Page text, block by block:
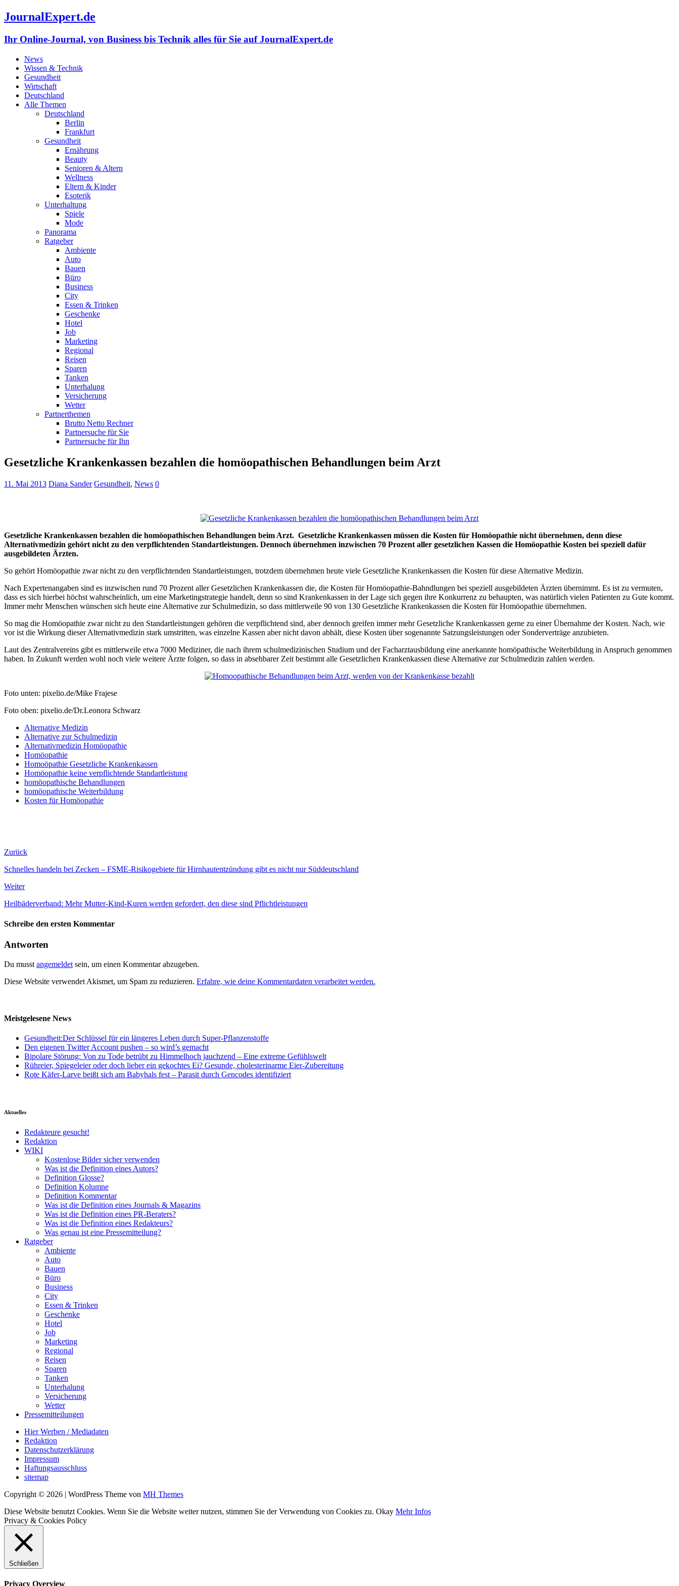
JournalExpert.de
Ihr Online-Journal, von Business bis Technik alles für Sie auf JournalExpert.de
News
Wissen & Technik
Gesundheit
Wirtschaft
Deutschland
Alle Themen
Deutschland
Berlin
Frankfurt
Gesundheit
Ernährung
Beauty
Senioren & Altern
Wellness
Eltern & Kinder
Esoterik
Unterhaltung
Spiele
Mode
Panorama
Ratgeber
Ambiente
Auto
Bauen
Büro
Business
City
Essen & Trinken
Geschenke
Hotel
Job
Marketing
Regional
Reisen
Sparen
Tanken
Unterhalung
Versicherung
Wetter
Partnerthemen
Brutto Netto Rechner
Partnersuche für Sie
Partnersuche für Ihn
Gesetzliche Krankenkassen bezahlen die homöopathischen Behandlungen beim Arzt
11. Mai 2013 Diana Sander Gesundheit, News 0
Gesetzliche Krankenkassen bezahlen die homöopathischen Behandlungen beim Arzt. Gesetzliche Krankenkassen müssen die Kosten für Homöopathie nicht übernehmen, denn diese
Alternativmedizin gehört nicht zu den verpflichtenden Standartleistungen. Dennoch übernehmen inzwischen 70 Prozent aller gesetzlichen Kassen die Homöopathie Kosten bei speziell dafür
ausgebildeten Ärzten.
So gehört Homöopathie zwar nicht zu den verpflichtenden Standartleistungen, trotzdem übernehmen heute viele Gesetzliche Krankenkassen die Kosten für diese Alternative Medizin.
Nach Expertenangaben sind es inzwischen rund 70 Prozent aller Gesetzlichen Krankenkassen die, die Kosten für Homöopathie-Bahndlungen bei speziell ausgebildeten Ärzten übernimmt. Es ist zu vermuten,
dass es sich hierbei höchst wahrscheinlich, um eine Marketingstrategie handelt, denn so sind Krankenkassen in der Lage sich gegen ihre Konkurrenz zu behaupten, was natürlich vielen Patienten zu Gute kommt.
Immer mehr Menschen wünschen sich heute eine Alternative zur Schulmedizin, so dass mittlerweile 90 von 130 Gesetzliche Krankenkassen die Kosten für Homöopathie übernehmen.
So mag die Homöopathie zwar nicht zu den Standartleistungen gehören die verpflichtend sind, aber dennoch greifen immer mehr Gesetzliche Krankenkassen gerne zu einer Übernahme der Kosten. Nach, wie
vor ist die Wirkung dieser Alternativmedizin stark umstritten, was einzelne Kassen aber nicht davon abhält, diese Kosten über sogenannte Satzungsleistungen oder Sonderverträge anzubieten.
Laut des Zentralvereins gibt es mittlerweile etwa 7000 Mediziner, die nach ihrem schulmedizinischen Studium und der Facharztausbildung eine anerkannte homöpathische Weiterbildung in Anspruch genommen
haben. In Zukunft werden wohl noch viele weitere Ärzte folgen, so dass in absehbarer Zeit bestimmt alle Gesetzlichen Krankenkassen diese Alternative zur Schulmedizin zahlen werden.
Foto unten: pixelio.de/Mike Frajese
Foto oben: pixelio.de/Dr.Leonora Schwarz
Alternative Medizin
Alternative zur Schulmedizin
Alternativmedizin Homöopathie
Homöopathie
Homoöpathie Gesetzliche Krankenkassen
Homöopathie keine verpflichtende Standartleistung
homöopathische Behandlungen
homöopathische Weiterbildung
Kosten für Homöopathie
Zurück
Schnelles handeln bei Zecken – FSME-Risikogebiete für Hirnhautentzündung gibt es nicht nur Süddeutschland
Weiter
Heilbäderverband: Mehr Mutter-Kind-Kuren werden gefordert, den diese sind Pflichtleistungen
Schreibe den ersten Kommentar
Antworten
Du musst angemeldet sein, um einen Kommentar abzugeben.
Diese Website verwendet Akismet, um Spam zu reduzieren. Erfahre, wie deine Kommentardaten verarbeitet werden.
Meistgelesene News
Gesundheit:Der Schlüssel für ein längeres Leben durch Super-Pflanzenstoffe
Den eigenen Twitter Account pushen – so wird’s gemacht
Bipolare Störung: Von zu Tode betrübt zu Himmelhoch jauchzend – Eine extreme Gefühlswelt
Rühreier, Spiegeleier oder doch lieber ein gekochtes Ei? Gesunde, cholesterinarme Eier-Zubereitung
Rote Käfer-Larve beißt sich am Babyhals fest – Parasit durch Gencodes identifiziert
Aktuelles
Redakteure gesucht!
Redaktion
WIKI
Kostenlose Bilder sicher verwenden
Was ist die Definition eines Autors?
Definition Glosse?
Definition Kolumne
Definition Kommentar
Was ist die Definition eines Journals & Magazins
Was ist die Definition eines PR-Beraters?
Was ist die Definition eines Redakteurs?
Was genau ist eine Pressemitteilung?
Ratgeber
Ambiente
Auto
Bauen
Büro
Business
City
Essen & Trinken
Geschenke
Hotel
Job
Marketing
Regional
Reisen
Sparen
Tanken
Unterhalung
Versicherung
Wetter
Pressemitteilungen
Hier Werben / Mediadaten
Redaktion
Datenschutzerklärung
Impressum
Haftungsausschluss
sitemap
Copyright © 2026 | WordPress Theme von MH Themes
Diese Website benutzt Cookies. Wenn Sie die Website weiter nutzen, stimmen Sie der Verwendung von Cookies zu. Okay Mehr Infos
Privacy & Cookies Policy
Schließen
Privacy Overview